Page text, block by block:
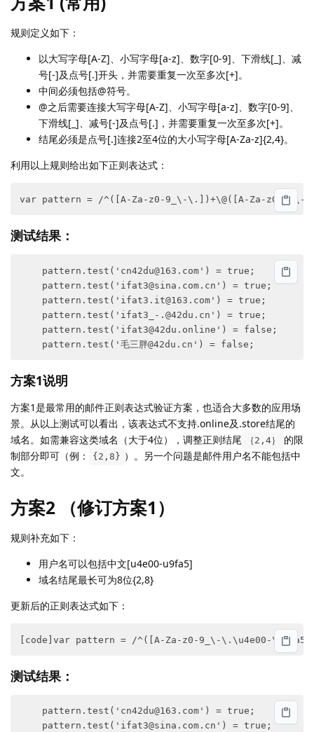
规则定义如下：
以大写字母[A-Z]、小写字母[a-z]、数字[0-9]、下滑线[_]、减
号[-]及点号[.]开头，并需要重复一次至多次[+]。
中间必须包括@符号。
@之后需要连接大写字母[A-Z]、小写字母[a-z]、数字[0-9]、
下滑线[_]、减号[-]及点号[.]，并需要重复一次至多次[+]。
结尾必须是点号[.]连接2至4位的大小写字母[A-Za-z]{2,4}。
利用以上规则给出如下正则表达式：
var pattern = /^([A-Za-z0-9_\-\.])+\@([A-Za-z0-
测试结果：
    pattern.test('cn42du@163.com') = true;
    pattern.test('ifat3@sina.com.cn') = true;
    pattern.test('ifat3.it@163.com') = true;
    pattern.test('ifat3_-.@42du.cn') = true;
    pattern.test('ifat3@42du.online') = false;
方案1说明
方案1是最常用的邮件正则表达式验证方案，也适合大多数的应用场
景。从以上测试可以看出，该表达式不支持.online及.store结尾的
域名。如需兼容这类域名（大于4位），调整正则结尾
｛2,4｝
的限
制部分即可（例：
{2,8} ）。另一个问题是邮件用户名不能包括中
文。
方案2 （修订方案1）
规则补充如下：
用户名可以包括中文[u4e00-u9fa5]
域名结尾最长可为8位{2,8}
更新后的正则表达式如下：
[code]var pattern = /^([A-Za-z0-9_\-\.\u4e00-
测试结果：
    pattern.test('cn42du@163.com') = true;
    pattern.test('ifat3@sina.com.cn') = true;